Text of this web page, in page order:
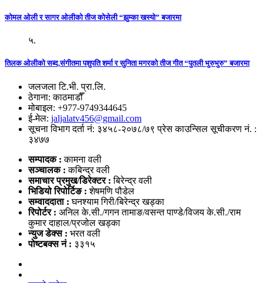
कोमल ओली र सागर ओलीको तीज कोसेली “झुम्का खस्यो” बजारमा
५.
तिलक ओलीको सब्द,संगीतमा पशुपति शर्मा र सुनिता मगरको तीज गीत “पुतली भुरुभुरु” बजारमा
जलजला टि.भी. प्रा.लि.
ठेगाना: काठमाडौँ
मोबाइल: +977-9749344645
ई-मेल: jaljalatv456@gmail.com
सूचना विभाग दर्ता नं: ३४५८-२०७८/७९ प्रेस काउन्सिल सूचीकरण नं. :
३४७७
सम्पादक :कामना वली
सञ्‍चालक : कबिन्द्र वली
समाचार प्रमुख/डिरेक्टर :बिरेन्द्र वली
भिडियो रिपोर्टिङ : शेषमणि पौडेल
सम्वाददाता :घनश्याम गिरी/बिरेन्द्र खड्का
रिपोर्टर : अनिल के.सी./गगन तामाङ/वसन्त पाण्डे/विजय के.सी./राम
कुमार दाहाल/प्रजोल खड्का
न्युज डेक्स : भरत वली
पोष्‍टबक्स नं : ३३१५